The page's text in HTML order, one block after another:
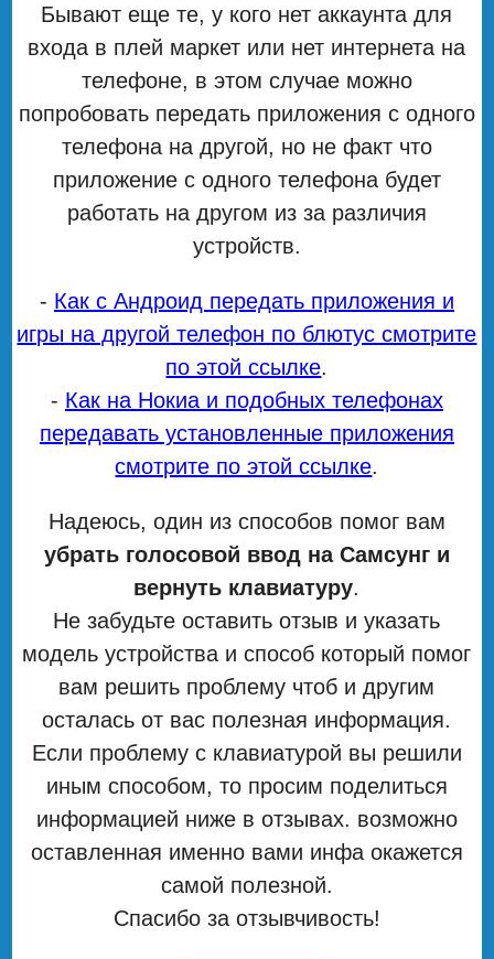
Бывают еще те, у кого нет аккаунта для
входа в плей маркет или нет интернета на
телефоне, в этом случае можно
попробовать передать приложения с одного
телефона на другой, но не факт что
приложение с одного телефона будет
работать на другом из за различия
устройств.
- Как с Андроид передать приложения и
игры на другой телефон по блютус смотрите
по этой ссылке.
- Как на Нокиа и подобных телефонах
передавать установленные приложения
смотрите по этой ссылке.
Надеюсь, один из способов помог вам
убрать голосовой ввод на Самсунг и
вернуть клавиатуру.
Не забудьте оставить отзыв и указать
модель устройства и способ который помог
вам решить проблему чтоб и другим
осталась от вас полезная информация.
Если проблему с клавиатурой вы решили
иным способом, то просим поделиться
информацией ниже в отзывах. возможно
оставленная именно вами инфа окажется
самой полезной.
Спасибо за отзывчивость!